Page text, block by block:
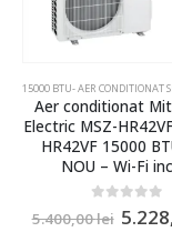
MITSUBISHI ELECTRIC SI DAIKIN
,AER
Aer conditionat
Electric MSZ-
HR42VF 15000
NOU – Wi-Fi
out of 5
5.400,00lei